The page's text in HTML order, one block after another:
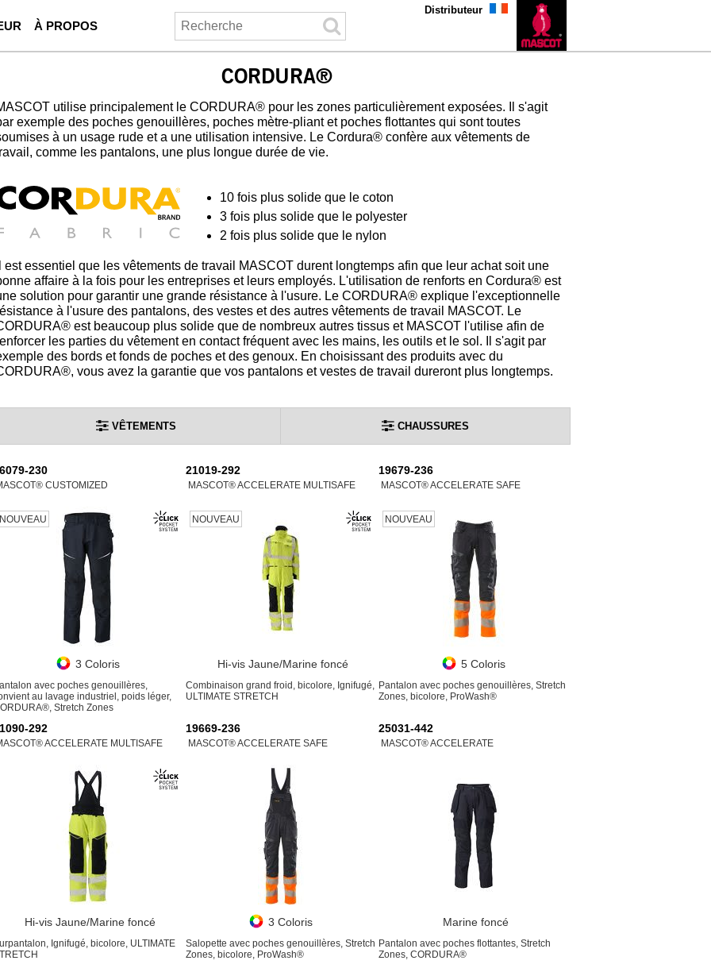
À PROPOS
Distributeur
CORDURA®
utilise principalement le CORDURA® pour les zones particulièrement exposées. Il s'agit
exemple des poches genouillères, poches mètre-pliant et poches flottantes qui sont toutes
à un usage rude et a une utilisation intensive. Le Cordura® confère aux vêtements de
comme les pantalons, une plus longue durée de vie.
10 fois plus solide que le coton
3 fois plus solide que le polyester
2 fois plus solide que le nylon
Il est essentiel que les vêtements de travail MASCOT durent longtemps afin que leur achat soit une
affaire à la fois pour les entreprises et leurs employés. L'utilisation de renforts en Cordura® est
solution pour garantir une grande résistance à l'usure. Le CORDURA® explique l'exceptionnelle
à l'usure des pantalons, des vestes et des autres vêtements de travail MASCOT. Le
est beaucoup plus solide que de nombreux autres tissus et MASCOT l'utilise afin de
les parties du vêtement en contact fréquent avec les mains, les outils et le sol. Il s'agit par
des bords et fonds de poches et des genoux. En choisissant des produits avec du
vous avez la garantie que vos pantalons et vestes de travail dureront plus longtemps.
VÊTEMENTS CHAUSSURES
230
CUSTOMIZED
NOUVEAU
3 Coloris
avec poches genouillères,
au lavage industriel, poids léger,
Stretch Zones
21019-292
MASCOT® ACCELERATE MULTISAFE
NOUVEAU
Hi-vis Jaune/Marine foncé
Combinaison grand froid, bicolore, Ignifugé,
ULTIMATE STRETCH
19679-236
MASCOT® ACCELERATE SAFE
NOUVEAU
5 Coloris
Pantalon avec poches genouillères, Stretch
Zones, bicolore, ProWash®
292
ACCELERATE MULTISAFE
Hi-vis Jaune/Marine foncé
Ignifugé, bicolore, ULTIMATE
19669-236
MASCOT® ACCELERATE SAFE
3 Coloris
Salopette avec poches genouillères, Stretch
Zones, bicolore, ProWash®
25031-442
MASCOT® ACCELERATE
Marine foncé
Pantalon avec poches flottantes, Stretch
Zones, CORDURA®